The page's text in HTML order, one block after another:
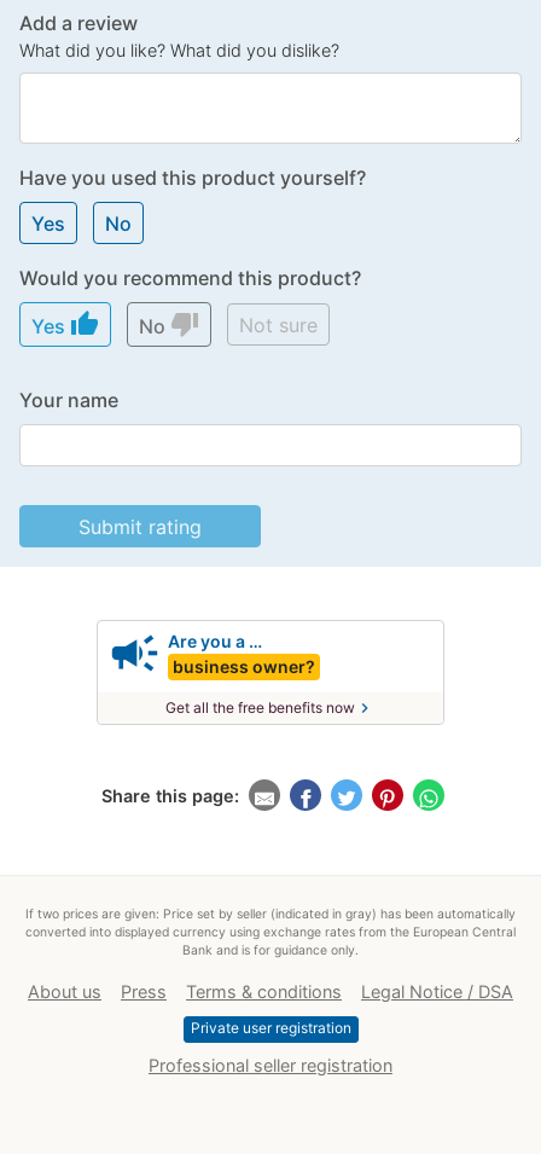
Add a review
What did you like? What did you dislike?
Have you used this product yourself?
Yes
No
Would you recommend this product?
Yes thumb_up No thumb_down Not sure
Your name
campaign Are you a …
business owner?
Get all the free benefits now chevron_right
Share this page:
If two prices are given: Price set by seller (indicated in gray) has been automatically
converted into displayed currency using exchange rates from the European Central
Bank and is for guidance only.
About us Press Terms & conditions Legal Notice / DSA
Private user registration
Professional seller registration